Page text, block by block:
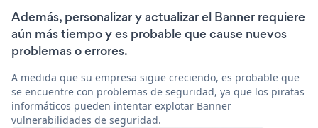
Además, personalizar y actualizar el Banner requiere
aún más tiempo y es probable que cause nuevos
problemas o errores.
A medida que su empresa sigue creciendo, es probable que
se encuentre con problemas de seguridad, ya que los piratas
informáticos pueden intentar explotar Banner
vulnerabilidades de seguridad.